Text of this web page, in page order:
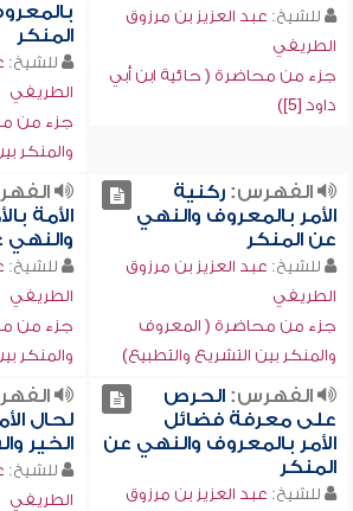
للشيخ: عبد العزيز بن مرزوق
الطريفي
جزء من محاضرة ( حائية ابن أبي
داود [5])
المنكر
للشيخ:
الطريفي
جزء من
والمنكر
الفهرس:ركنية
الأمر بالمعروف والنهي
عن المنكر
للشيخ: عبد العزيز بن مرزوق
الطريفي
جزء من محاضرة ( المعروف
والمنكر بين التشريع والتطبيع)
الأمة
والنهي
للشيخ:
الطريفي
جزء من
والمنكر
الفهرس:الحرص
على معرفة فضائل
الأمر بالمعروف والنهي عن
المنكر
للشيخ: عبد العزيز بن مرزوق
لحال
الخير
للشيخ:
الطريفي